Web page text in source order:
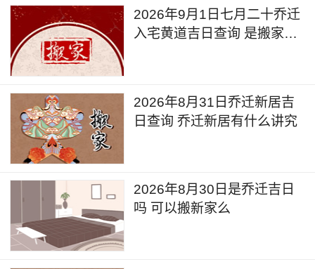
2026年9月1日七月二十乔迁
入宅黄道吉日查询 是搬家吉
2026年8月31日乔迁新居吉
日查询 乔迁新居有什么讲究
2026年8月30日是乔迁吉日
吗 可以搬新家么